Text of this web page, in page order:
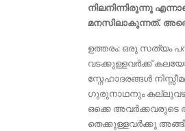
നിലനിന്നിരുന്നു
മനസിലാകുന്നത്.
ഉത്തരം: ഒരു സത്യം
വടക്കുള്ളവർക്ക്
സ്നേഹാദരങ്ങൾ
ഗുരുനാഥനും
ഒക്കെ അവർക്കവരുടെ
തെക്കുള്ളവർക്കു